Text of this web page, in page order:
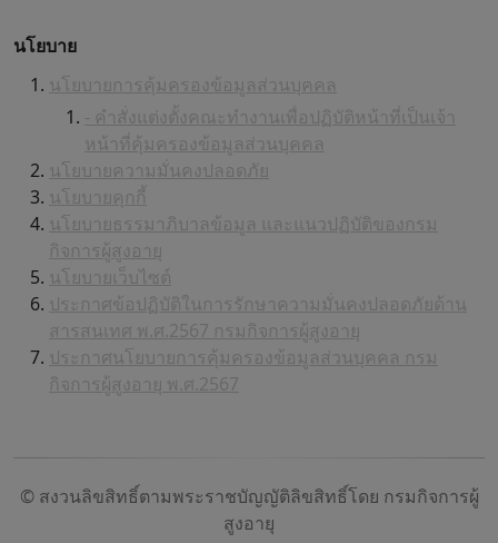
นโยบาย
นโยบายการคุ้มครองข้อมูลส่วนบุคคล
- คำสั่งแต่งตั้งคณะทำงานเพื่อปฏิบัติหน้าที่เป็นเจ้า
หน้าที่คุ้มครองข้อมูลส่วนบุคคล
นโยบายความมั่นคงปลอดภัย
นโยบายคุกกี้
นโยบายธรรมาภิบาลข้อมูล และแนวปฏิบัติของกรม
กิจการผู้สูงอายุ
นโยบายเว็บไซต์
ประกาศข้อปฏิบัติในการรักษาความมั่นคงปลอดภัยด้าน
สารสนเทศ พ.ศ.2567 กรมกิจการผู้สูงอายุ
ประกาศนโยบายการคุ้มครองข้อมูลส่วนบุคคล กรม
กิจการผู้สูงอายุ พ.ศ.2567
© สงวนลิขสิทธิ์ตามพระราชบัญญัติลิขสิทธิ์โดย กรมกิจการผู้
สูงอายุ